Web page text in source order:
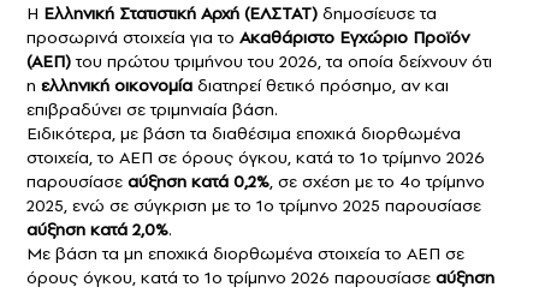
Η Ελληνική Στατιστική Αρχή (ΕΛΣΤΑΤ) δημοσίευσε τα
προσωρινά στοιχεία για το Ακαθάριστο Εγχώριο Προϊόν
(ΑΕΠ)του πρώτου τριμήνου του 2026, τα οποία δείχνουν ότι
η ελληνική οικονομία διατηρεί θετικό πρόσημο, αν και
επιβραδύνει σε τριμηνιαία βάση.
Ειδικότερα, με βάση τα διαθέσιμα εποχικά διορθωμένα
στοιχεία, το ΑΕΠ σε όρους όγκου, κατά το 1ο τρίμηνο 2026
παρουσίασε αύξηση κατά 0,2%, σε σχέση με το 4ο τρίμηνο
2025, ενώ σε σύγκριση με το 1ο τρίμηνο 2025 παρουσίασε
αύξηση κατά 2,0%.
Με βάση τα μη εποχικά διορθωμένα στοιχεία το ΑΕΠ σε
όρους όγκου, κατά το 1ο τρίμηνο 2026 παρουσίασε αύξηση